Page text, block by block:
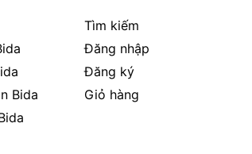
Bida
Tìm kiếm
Đăng nhập
Đăng ký
Giỏ hàng